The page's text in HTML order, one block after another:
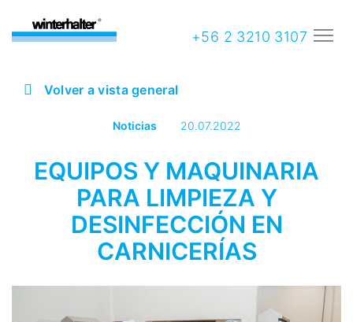
+56 2 3210 3107
Volver a vista general
Noticias 20.07.2022
EQUIPOS Y MAQUINARIA
PARA LIMPIEZA Y
DESINFECCIÓN EN
CARNICERÍAS